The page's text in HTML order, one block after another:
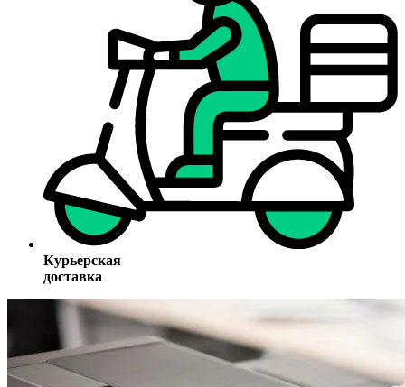
Курьерская
доставка